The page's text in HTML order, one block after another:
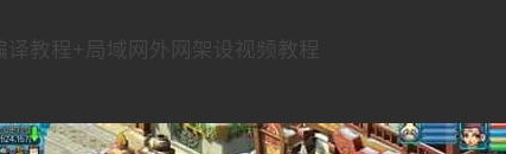
教程+局域网外网架设视频教程